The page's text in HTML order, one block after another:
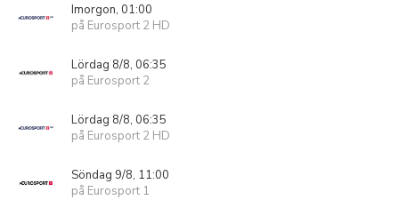
Imorgon, 01:00
på Eurosport 2 HD
Lördag 8/8, 06:35
på Eurosport 2
Lördag 8/8, 06:35
på Eurosport 2 HD
Söndag 9/8, 11:00
på Eurosport 1